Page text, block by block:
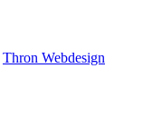
Thron Webdesign